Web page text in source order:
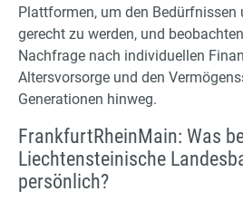
Plattformen, um den Bedürfnissen
gerecht zu werden, und
Nachfrage nach individuellen
Altersvorsorge und den
Generationen hinweg.
FrankfurtRheinMain: Was
Liechtensteinische
persönlich?